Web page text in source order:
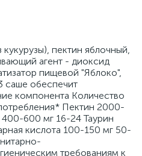
пектин яблочный,
агент - диоксид
пищевой "Яблоко",
саше обеспечит
компонента Количество
Пектин 2000-
600 мг 16-24 Таурин
кислота 100-150 мг 50-
требованиям к